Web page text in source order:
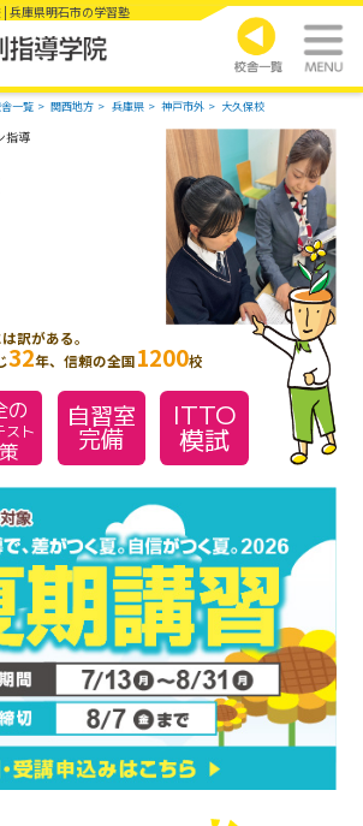
兵庫県明石市の学習塾
一覧 関西地方 兵庫県 神戸市外 大久保校
指導
訳がある。
32年、信頼の全国1200校
の
スト 自習室
完備
ITTO
模試